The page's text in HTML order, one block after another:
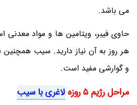
می باشد.
حاوی فیبر، ویتامین ها و مواد معدنی
هر روز به آن نیاز دارید. سیب
و گوارشی مفید است.
مراحل رژیم 5 روزه لاغری با سیب